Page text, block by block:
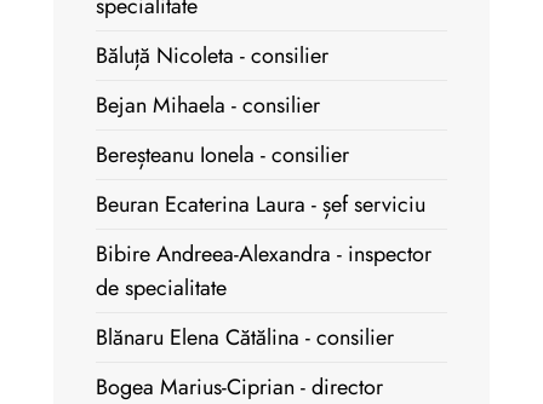
Băluță Nicoleta - consilier
Bejan Mihaela - consilier
Bereșteanu Ionela - consilier
Beuran Ecaterina Laura - șef serviciu
Bibire Andreea-Alexandra - inspector
de specialitate
Blănaru Elena Cătălina - consilier
Bogea Marius-Ciprian - director